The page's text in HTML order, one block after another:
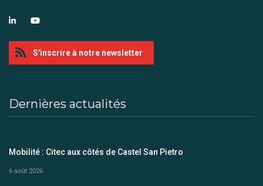
S'inscrire à notre newsletter
Dernières actualités
Mobilité : Citec aux côtés de Castel San Pietro
6 août 2026